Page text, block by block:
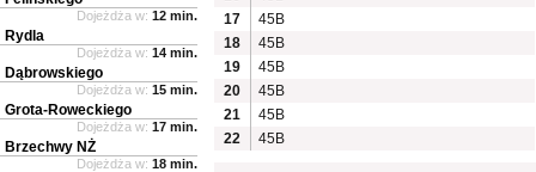
17
45B
18
45B
19
45B
20
45B
21
45B
22
45B
Dojeżdża w: 12 min.
Rydla
Dojeżdża w: 14 min.
Dąbrowskiego
Dojeżdża w: 15 min.
Grota-Roweckiego
Dojeżdża w: 17 min.
Brzechwy NŻ
Dojeżdża w: 18 min.